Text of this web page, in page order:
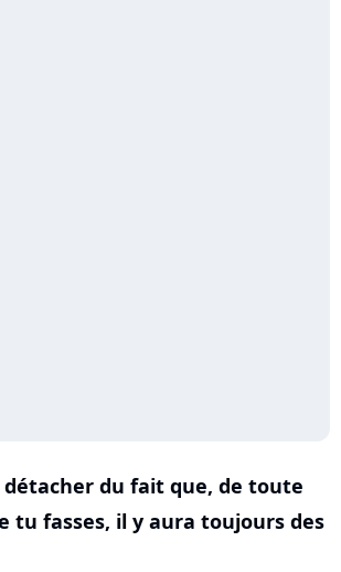
détacher du fait que, de toute
tu fasses, il y aura toujours des